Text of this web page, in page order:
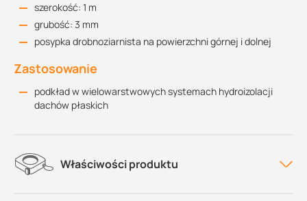
szerokość: 1 m
grubość: 3 mm
posypka drobnoziarnista na powierzchni górnej i dolnej
Zastosowanie
podkład w wielowarstwowych systemach hydroizolacji
dachów płaskich
Właściwości produktu